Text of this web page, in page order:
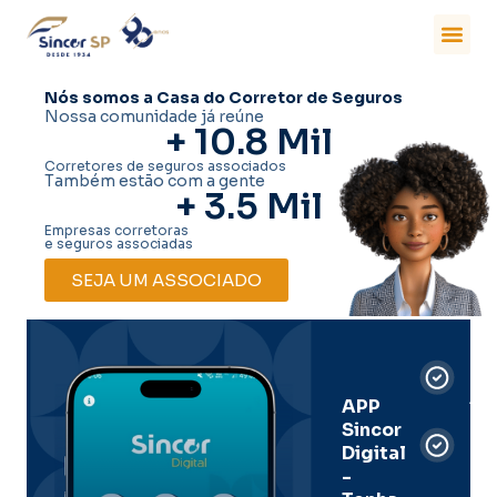
Nós somos a Casa do Corretor de Seguros
Nossa comunidade já reúne
+ 10.8 Mil
Corretores de seguros associados
Também estão com a gente
+ 3.5 Mil
Empresas corretoras
e seguros associadas
SEJA UM ASSOCIADO
APP
Sincor
Digital
-